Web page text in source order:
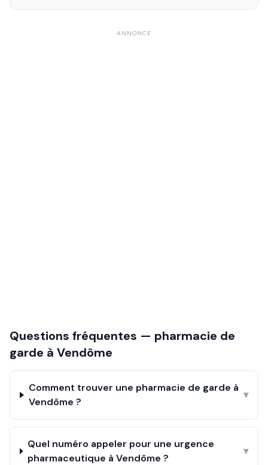
ANNONCE
Questions fréquentes — pharmacie de
garde à Vendôme
Comment trouver une pharmacie de garde à
Vendôme ?
▾
Quel numéro appeler pour une urgence
pharmaceutique à Vendôme ?
▾